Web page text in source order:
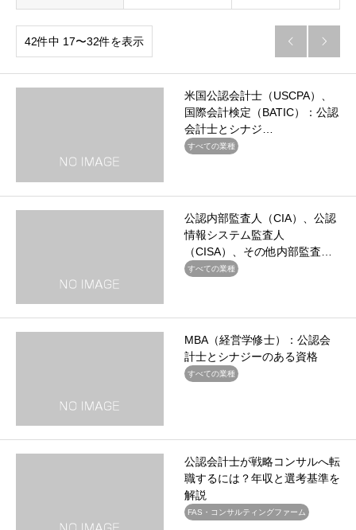
42件中 17〜32件を表示  
米国公認会計士（USCPA）、
国際会計検定（BATIC）：公認
会計士とシナジ…
すべての業種
公認内部監査人（CIA）、公認
情報システム監査人
（CISA）、その他内部監査…
すべての業種
MBA（経営学修士）：公認会
計士とシナジーのある資格
すべての業種
公認会計士が戦略コンサルへ転
職するには？年収と選考基準を
解説
FAS・コンサルティングファーム